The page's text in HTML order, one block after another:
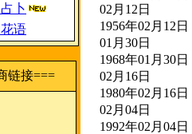
卜
语
链接===
02月12日
1956年02月12日
01月30日
1968年01月30日
02月16日
1980年02月16日
02月04日
1992年02月04日